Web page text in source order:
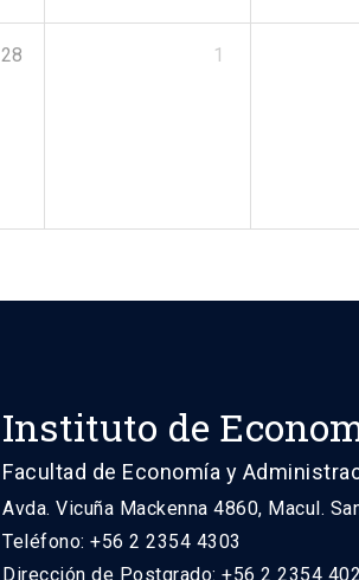
28 1
Instituto de
Facultad de Economía y
Avda. Vicuña Mackenna 4860, Macul.
Teléfono: +56 2 2354 4303
Dirección de Postgrado: +56 2 2354